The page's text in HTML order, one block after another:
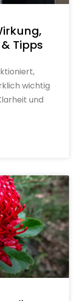
Tipps
wichtig
und